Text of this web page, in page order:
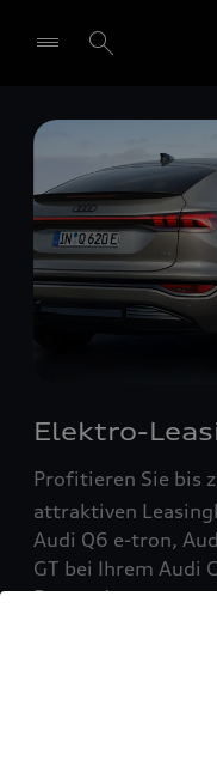
Händler wählen
Elektro-
Profitieren Sie bis
attraktiven
Audi Q6 e-tron,
GT bei Ihrem Audi
Partner!